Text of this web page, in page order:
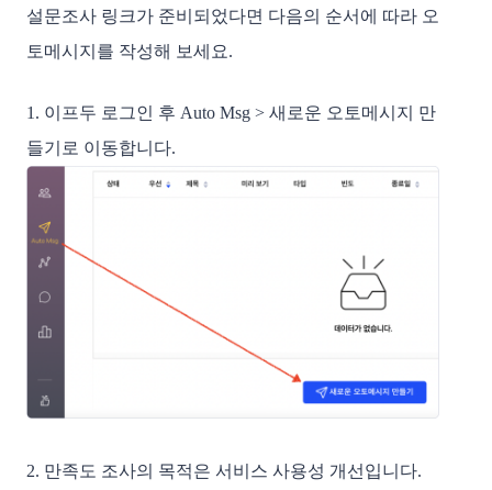
설문조사 링크가 준비되었다면 다음의 순서에 따라 오
토메시지를 작성해 보세요.
1. 이프두 로그인 후 Auto Msg > 새로운 오토메시지 만
들기로 이동합니다.
2. 만족도 조사의 목적은 서비스 사용성 개선입니다.